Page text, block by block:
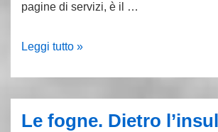
pagine di servizi, è il …
Peppe
fascista
Leggi tutto »
Le fogne. Dietro